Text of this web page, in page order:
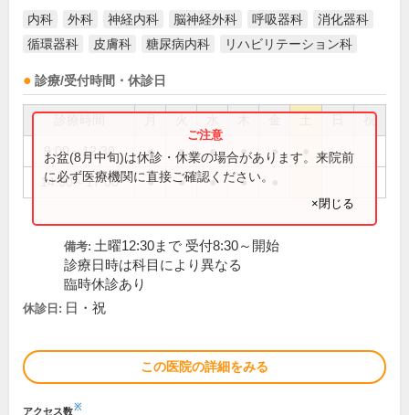
内科 外科 神経内科 脳神経外科 呼吸器科
消化器科
循環器科
皮膚科 糖尿病内科 リハビリテーション科
診療/受付時間・休診日
祝
9:00～12:30 ● ● ● ● ●
14:00～17:00 ● ● ● ●
お盆(8月中旬)は休診・休業の場合があります。来院前
に必ず医療機関に直接ご確認ください。
×閉じる
備考: 土曜12:30まで 受付8:30～開始
診療日時は科目により異なる
臨時休診あり
休診日: 日・祝
この医院の詳細をみる
アクセス数※